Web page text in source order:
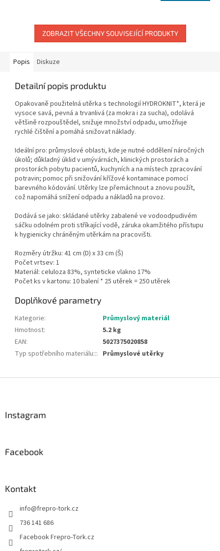
ZOBRAZIT VŠECHNY SOUVISEJÍCÍ PRODUKTY
Popis Diskuze
Detailní popis produktu
Opakovaně použitelná utěrka s technologií HYDROKNIT*, která je
vysoce savá, pevná a trvanlivá (za mokra i za sucha), odolává
většině rozpouštědel, snižuje množství odpadu, umožňuje
rychlé čištění a pomáhá snižovat náklady.
Ideální pro: průmyslové oblasti, kde je nutné oddělení náročných
úkolů; důkladný úklid v umývárnách, klinických prostorách a
prostorách pobytu pacientů, kuchyních a na místech zpracování
potravin; pomoc při snižování křížové kontaminace pomocí
barevného kódování. Utěrky lze přemáchnout a znovu použít,
což napomáhá snížení odpadu a nákladů na provoz.
Dodává se jako: skládané utěrky zabalené ve vodoodpudivém
sáčku odolném proti stříkající vodě, záruka okamžitého přístupu
k hygienicky chráněným utěrkám na pracovišti.
Rozměry útržku: 41 cm (D) x 33 cm (Š)
Počet vrtsev: 1
Materiál: celuloza 83%, synteticke vlakno 17%
Počet ks v kartonu: 10 balení * 25 utěrek = 250 utěrek
Doplňkové parametry
Kategorie:
Průmyslový materiál
Hmotnost:
5.2 kg
EAN:
5027375020858
Typ spotřebního materiálu::: Průmyslové utěrky
Instagram
Facebook
Kontakt
info@frepro-tork.cz
736 141 686
Facebook Frepro-Tork.cz